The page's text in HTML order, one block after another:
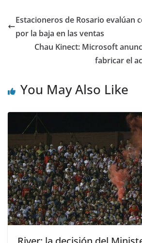
Estacioneros de Rosario evalúan
por la baja en las ventas
Chau Kinect: Microsoft
fabricar el
You May Also Like